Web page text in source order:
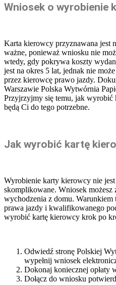
Wniosek o wyrobienie
Karta kierowcy przyznawana jest
ważne, ponieważ wniosku nie
wtedy, gdy pokrywa koszty
jest na okres 5 lat, jednak nie
przez kierowcę prawo jazdy.
Warszawie Polska Wytwórnia
Przyjrzyjmy się temu, jak
będą Ci do tego potrzebne.
Jak wyrobić kartę
Wyrobienie karty kierowcy nie jest
skomplikowane. Wniosek możesz
wychodzenia z domu. Warunkiem
prawa jazdy i kwalifikowanego
wyrobić kartę kierowcy krok po
Odwiedź stronę Polskiej
wypełnij wniosek
Dokonaj koniecznej opłaty
Dołącz do wniosku